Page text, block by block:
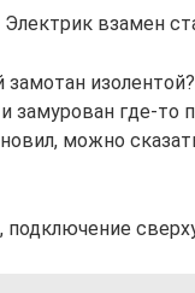
взамен
замурован где-то
можно